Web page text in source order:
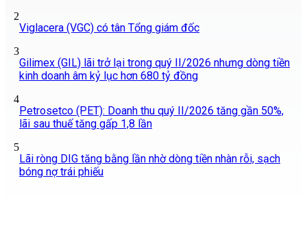
2
Viglacera (VGC) có tân Tổng giám đốc
3
Gilimex (GIL) lãi trở lại trong quý II/2026 nhưng dòng tiền
kinh doanh âm kỷ lục hơn 680 tỷ đồng
4
Petrosetco (PET): Doanh thu quý II/2026 tăng gần 50%,
lãi sau thuế tăng gấp 1,8 lần
5
Lãi ròng DIG tăng bằng lần nhờ dòng tiền nhàn rỗi, sạch
bóng nợ trái phiếu